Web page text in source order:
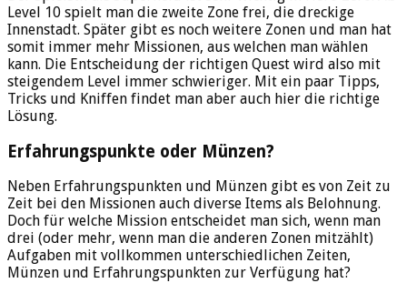
Level 10 spielt man die zweite Zone frei, die dreckige
Innenstadt. Später gibt es noch weitere Zonen und man hat
somit immer mehr Missionen, aus welchen man wählen
kann. Die Entscheidung der richtigen Quest wird also mit
steigendem Level immer schwieriger. Mit ein paar Tipps,
Tricks und Kniffen findet man aber auch hier die richtige
Lösung.
Erfahrungspunkte oder Münzen?
Neben Erfahrungspunkten und Münzen gibt es von Zeit zu
Zeit bei den Missionen auch diverse Items als Belohnung.
Doch für welche Mission entscheidet man sich, wenn man
drei (oder mehr, wenn man die anderen Zonen mitzählt)
Aufgaben mit vollkommen unterschiedlichen Zeiten,
Münzen und Erfahrungspunkten zur Verfügung hat?